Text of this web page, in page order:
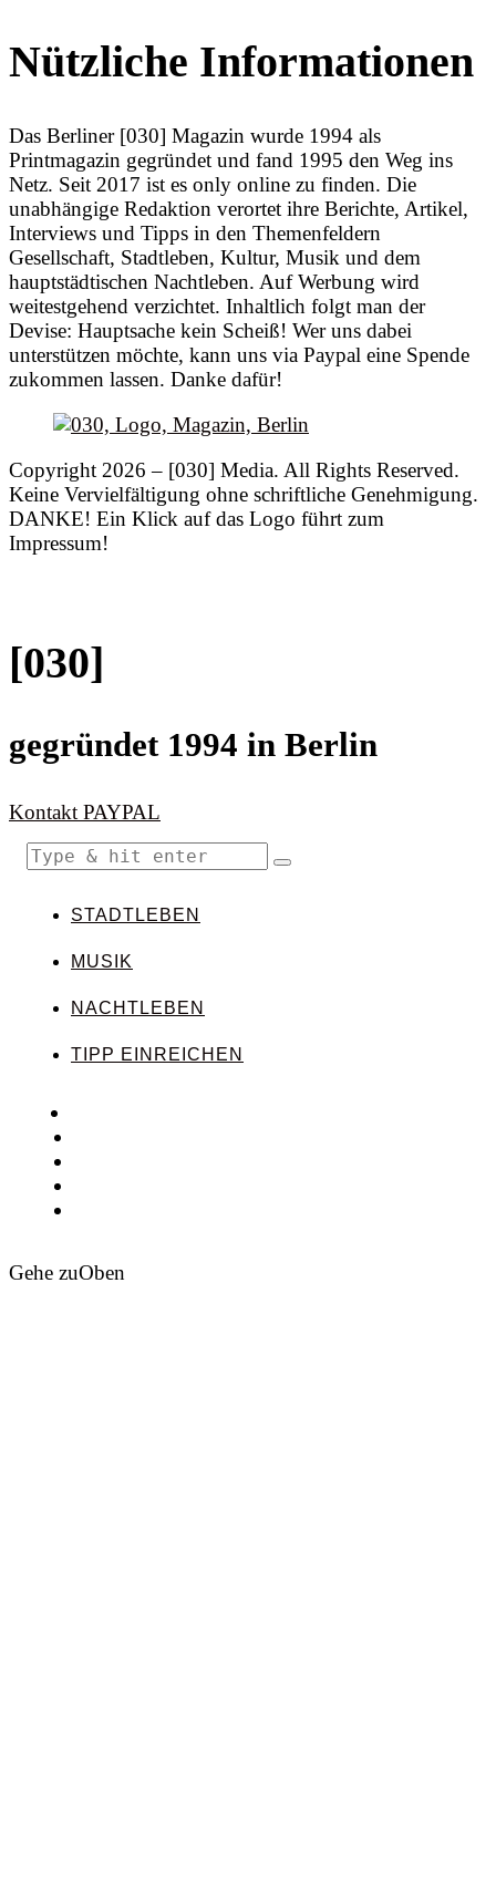
Nützliche Informationen
Das Berliner [030] Magazin wurde 1994 als
Printmagazin gegründet und fand 1995 den Weg ins
Netz. Seit 2017 ist es only online zu finden. Die
unabhängige Redaktion verortet ihre Berichte, Artikel,
Interviews und Tipps in den Themenfeldern
Gesellschaft, Stadtleben, Kultur, Musik und dem
hauptstädtischen Nachtleben. Auf Werbung wird
weitestgehend verzichtet. Inhaltlich folgt man der
Devise: Hauptsache kein Scheiß! Wer uns dabei
unterstützen möchte, kann uns via Paypal eine Spende
zukommen lassen. Danke dafür!
Copyright 2026 – [030] Media. All Rights Reserved.
Keine Vervielfältigung ohne schriftliche Genehmigung.
DANKE! Ein Klick auf das Logo führt zum
Impressum!
[030]
gegründet 1994 in Berlin
Kontakt PAYPAL
STADTLEBEN
MUSIK
NACHTLEBEN
TIPP EINREICHEN
Gehe zuOben